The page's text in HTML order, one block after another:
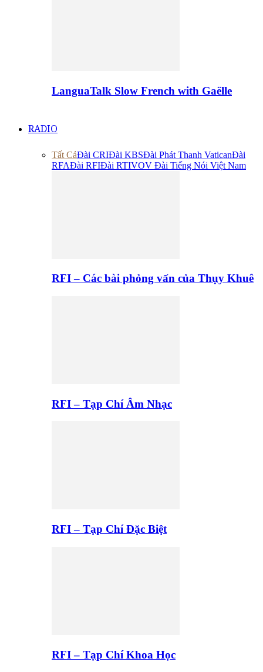
LanguaTalk Slow French with Gaëlle
RADIO
Tất CảĐài CRIĐài KBSĐài Phát Thanh VaticanĐài
RFAĐài RFIĐài RTIVOV Đài Tiếng Nói Việt Nam
RFI – Các bài phỏng vấn của Thụy Khuê
RFI – Tạp Chí Âm Nhạc
RFI – Tạp Chí Đặc Biệt
RFI – Tạp Chí Khoa Học